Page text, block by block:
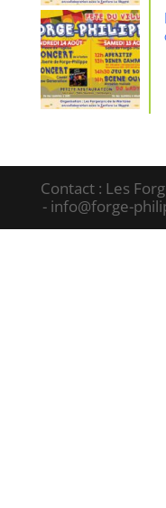
Contact : Les
- info@forge-